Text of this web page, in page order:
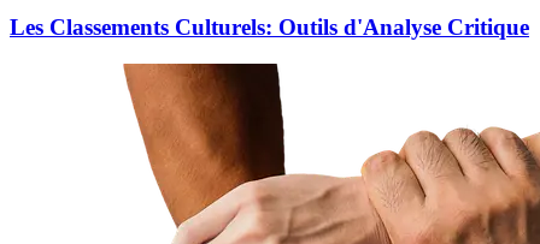
Les Classements Culturels: Outils d'Analyse Critique